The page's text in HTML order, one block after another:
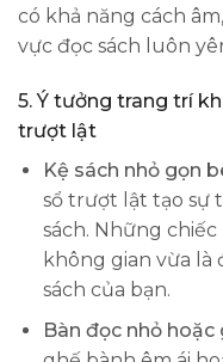
có khả năng cách
vực đọc sách luôn
5.Ý tưởng trang trí
trượt lật
Kệ sách nhỏ gọn
sổ trượt lật tạo sự
sách. Những
không gian vừa là
sách của bạn.
Bàn đọc nhỏ